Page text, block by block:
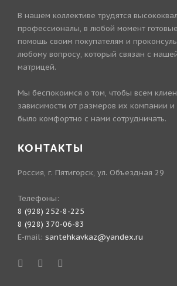
В нашем коллективе трудятся
профессионалы, в любой момент
помощь своим покупателям и
любому вопросу, который связан с
матрицей.
Мы беспокоимся о том, чтобы всем
зависимости от размеров их компании
было комфортно с нами сотрудничать.
КОНТАКТЫ
Россия, г. Пятигорск, ул. Объездная 29
Телефоны:
8 (928) 252-8-225
8 (928) 370-06-83
E-mail: santehkavkaz@yandex.ru